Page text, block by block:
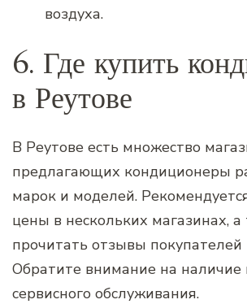
воздуха.
6. Где купить
в Реутове
В Реутове есть множество
предлагающих кондиционеры
марок и моделей.
цены в нескольких магазинах,
прочитать отзывы покупателей
Обратите внимание на наличие
сервисного обслуживания.